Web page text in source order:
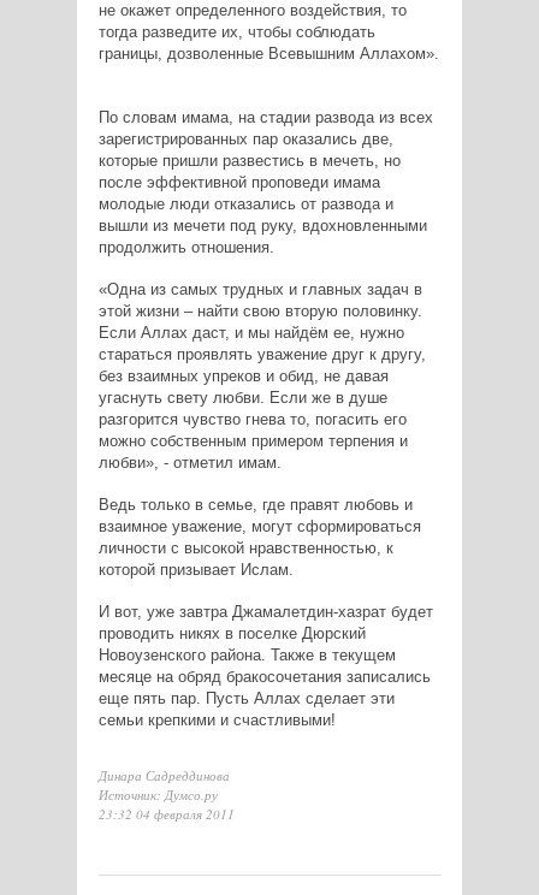
не окажет определенного воздействия, то
тогда разведите их, чтобы соблюдать
границы, дозволенные Всевышним Аллахом».
По словам имама, на стадии развода из всех
зарегистрированных пар оказались две,
которые пришли развестись в мечеть, но
после эффективной проповеди имама
молодые люди отказались от развода и
вышли из мечети под руку, вдохновленными
продолжить отношения.
«Одна из самых трудных и главных задач в
этой жизни – найти свою вторую половинку.
Если Аллах даст, и мы найдём ее, нужно
стараться проявлять уважение друг к другу,
без взаимных упреков и обид, не давая
угаснуть свету любви. Если же в душе
разгорится чувство гнева то, погасить его
можно собственным примером терпения и
любви», - отметил имам.
Ведь только в семье, где правят любовь и
взаимное уважение, могут сформироваться
личности с высокой нравственностью, к
которой призывает Ислам.
И вот, уже завтра Джамалетдин-хазрат будет
проводить никях в поселке Дюрский
Новоузенского района. Также в текущем
месяце на обряд бракосочетания записались
еще пять пар. Пусть Аллах сделает эти
семьи крепкими и счастливыми!
Динара Садреддинова
Источник: Думсо.ру
23:32 04 февраля 2011